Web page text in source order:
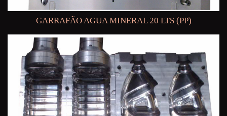
GARRAFÃO AGUA MINERAL 20 LTS (PP)